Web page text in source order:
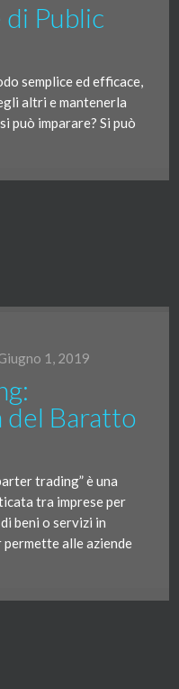
Public
semplice ed efficace,
altri e mantenerla
può imparare? Si può
1, 2019
del Baratto
trading” è una
tra imprese per
beni o servizi in
alle aziende